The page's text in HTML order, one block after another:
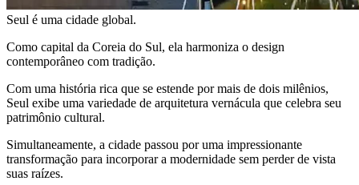
Seul é uma cidade global.
Como capital da Coreia do Sul, ela harmoniza o design
contemporâneo com tradição.
Com uma história rica que se estende por mais de dois milênios,
Seul exibe uma variedade de arquitetura vernácula que celebra seu
patrimônio cultural.
Simultaneamente, a cidade passou por uma impressionante
transformação para incorporar a modernidade sem perder de vista
suas raízes.